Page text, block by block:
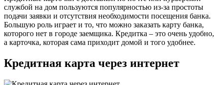
службой на дом пользуются популярностью из-за простоты
подачи заявки и отсутствия необходимости посещения банка.
Большую роль играет и то, что можно заказать карту банка,
которого нет в городе заемщика. Кредитка – это очень удобно,
а карточка, которая сама приходит домой и того удобнее.
Кредитная карта через интернет